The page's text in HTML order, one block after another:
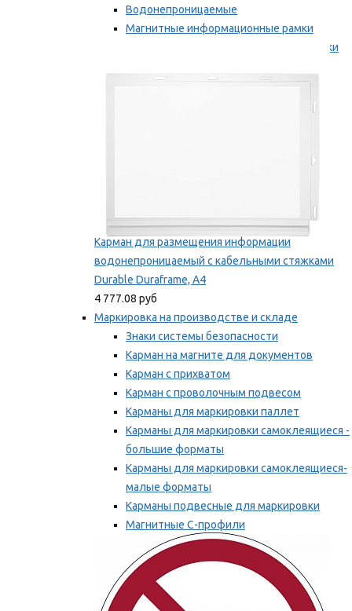
Водонепроницаемые
Магнитные информационные рамки
Самоклеящиеся информационные рамки
Карман для размещения информации
водонепроницаемый с кабельными стяжками
Durable Duraframe, А4
4 777.08 руб
Маркировка на производстве и складе
Знаки системы безопасности
Карман на магните для документов
Карман с прихватом
Карман с проволочным подвесом
Карманы для маркировки паллет
Карманы для маркировки самоклеящиеся -
большие форматы
Карманы для маркировки самоклеящиеся-
малые форматы
Карманы подвесные для маркировки
Магнитные С-профили
Напольная маркировка
Мы рекомендуем